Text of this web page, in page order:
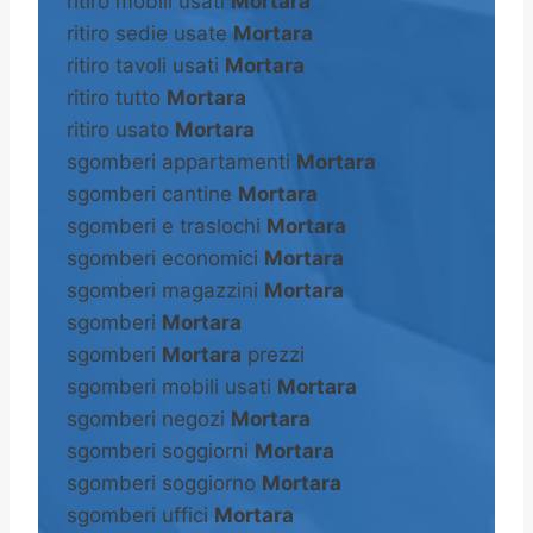
ritiro sedie usate Mortara
ritiro tavoli usati Mortara
ritiro tutto Mortara
ritiro usato Mortara
sgomberi appartamenti Mortara
sgomberi cantine Mortara
sgomberi e traslochi Mortara
sgomberi economici Mortara
sgomberi magazzini Mortara
sgomberi Mortara
sgomberi Mortara prezzi
sgomberi mobili usati Mortara
sgomberi negozi Mortara
sgomberi soggiorni Mortara
sgomberi soggiorno Mortara
sgomberi uffici Mortara